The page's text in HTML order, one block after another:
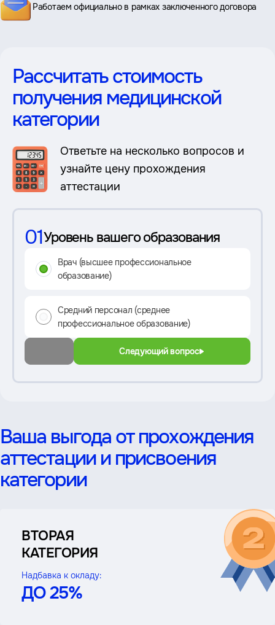
Работаем официально в рамках заключенного договора
Рассчитать стоимость
получения медицинской
категории
Ответьте на несколько вопросов и
узнайте цену прохождения
аттестации
01Уровень вашего образования
Врач (высшее профессиональное
образование)
Средний персонал (среднее
профессиональное образование)
Следующий вопрос
Ваша выгода от прохождения
аттестации и присвоения
категории
ВТОРАЯ
КАТЕГОРИЯ
Надбавка к окладу:
ДО 25%